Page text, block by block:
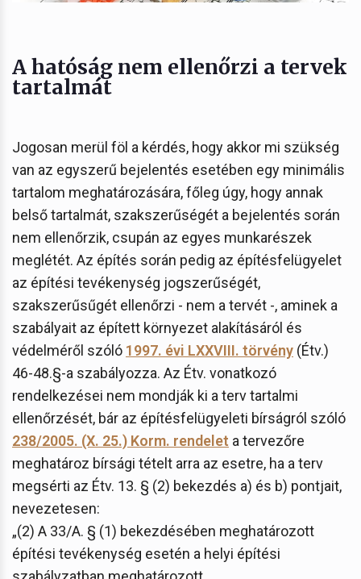
A hatóság nem ellenőrzi a tervek
tartalmát
Jogosan merül föl a kérdés, hogy akkor mi szükség
van az egyszerű bejelentés esetében egy minimális
tartalom meghatározására, főleg úgy, hogy annak
belső tartalmát, szakszerűségét a bejelentés során
nem ellenőrzik, csupán az egyes munkarészek
meglétét. Az építés során pedig az építésfelügyelet
az építési tevékenység jogszerűségét,
szakszerűsűgét ellenőrzi - nem a tervét -, aminek a
szabályait az épített környezet alakításáról és
védelméről szóló 1997. évi LXXVIII. törvény (Étv.)
46-48.§-a szabályozza. Az Étv. vonatkozó
rendelkezései nem mondják ki a terv tartalmi
ellenőrzését, bár az építésfelügyeleti bírságról szóló
238/2005. (X. 25.) Korm. rendelet a tervezőre
meghatároz bírsági tételt arra az esetre, ha a terv
megsérti az Étv. 13. § (2) bekezdés a) és b) pontjait,
nevezetesen:
„(2) A 33/A. § (1) bekezdésében meghatározott
építési tevékenység esetén a helyi építési